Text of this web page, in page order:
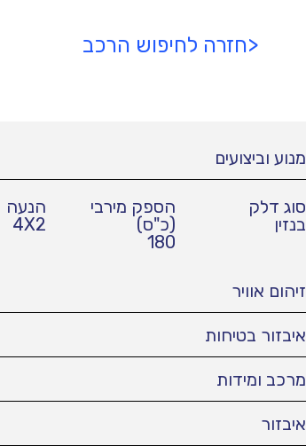
<חזרה לחיפוש הרכב
מנוע וביצועים
סוג דלק
בנזין
הספק מירבי
(כ"ס)
180
הנעה
4X2
זיהום אוויר
איבזור בטיחות
מרכב ומידות
איבזור